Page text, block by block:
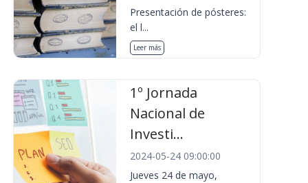
Presentación de pósteres:
el l...
Leer más
1º Jornada
Nacional de
Investi...
2024-05-24 09:00:00
Jueves 24 de mayo,